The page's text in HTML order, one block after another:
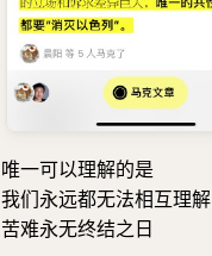
唯一可以理解的是
我们永远都无法相互理解
苦难永无终结之日